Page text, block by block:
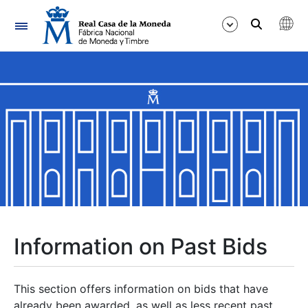
Navigation
Show/Hide
Show/Hide
Show/Hide
Information on Past Bids
This section offers information on bids that have
already been awarded, as well as less recent past